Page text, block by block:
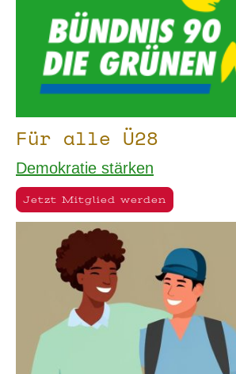
Für alle Ü28
Demokratie stärken
Jetzt Mitglied werden